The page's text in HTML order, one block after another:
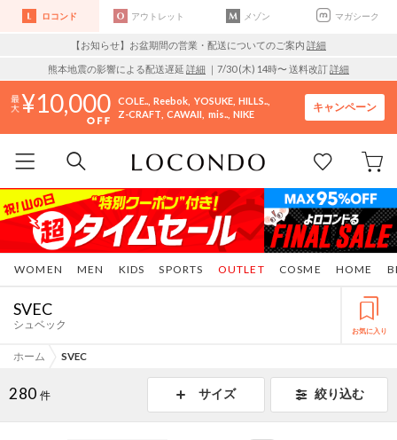
ロコンド アウトレット メゾン マガシーク
【お知らせ】お盆期間の営業・配送についてのご案内 詳細
熊本地震の影響による配送遅延 詳細 ｜7/30 (木) 14時〜 送料改訂詳細
10,000 COLE.. Reebok YOSUKE HILLS..
Z-CRAFT CAWAII mis.. NIKE
キャンペーン
WOMEN MEN KIDS SPORTS COSME HOME
OUTLET
SVEC
シュベック お気に入り
ホーム SVEC
280 件 サイズ 絞り込む